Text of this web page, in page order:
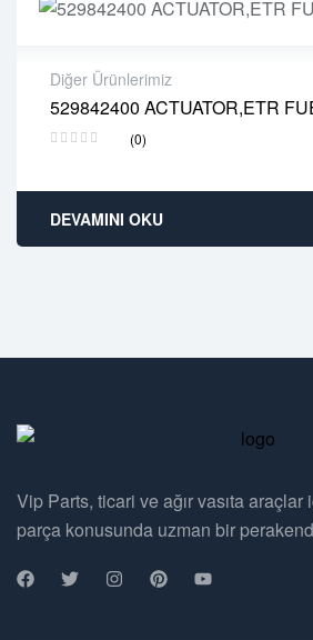
Diğer Ürünlerimiz
529842400 ACTUATOR,ETR
(0)
2 years warranty
Delivery time: 1-2 business days
DEVAMINI OKU
Vip Parts, ticari ve ağır vasıta
parça konusunda uzman bir